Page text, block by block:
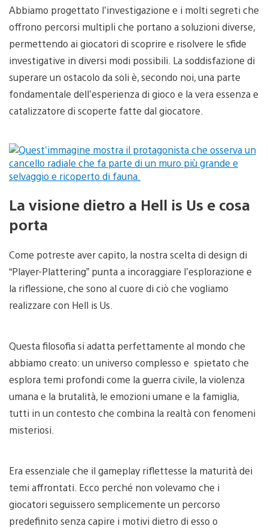
Abbiamo progettato l’investigazione e i molti segreti che
offrono percorsi multipli che portano a soluzioni diverse,
permettendo ai giocatori di scoprire e risolvere le sfide
investigative in diversi modi possibili. La soddisfazione di
superare un ostacolo da soli è, secondo noi, una parte
fondamentale dell’esperienza di gioco e la vera essenza e
catalizzatore di scoperte fatte dal giocatore.
La visione dietro a Hell is Us e cosa
porta
Come potreste aver capito, la nostra scelta di design di
“Player-Plattering” punta a incoraggiare l’esplorazione e
la riflessione, che sono al cuore di ciò che vogliamo
realizzare con Hell is Us.
Questa filosofia si adatta perfettamente al mondo che
abbiamo creato: un universo complesso e spietato che
esplora temi profondi come la guerra civile, la violenza
umana e la brutalità, le emozioni umane e la famiglia,
tutti in un contesto che combina la realtà con fenomeni
misteriosi.
Era essenziale che il gameplay riflettesse la maturità dei
temi affrontati. Ecco perché non volevamo che i
giocatori seguissero semplicemente un percorso
predefinito senza capire i motivi dietro di esso o